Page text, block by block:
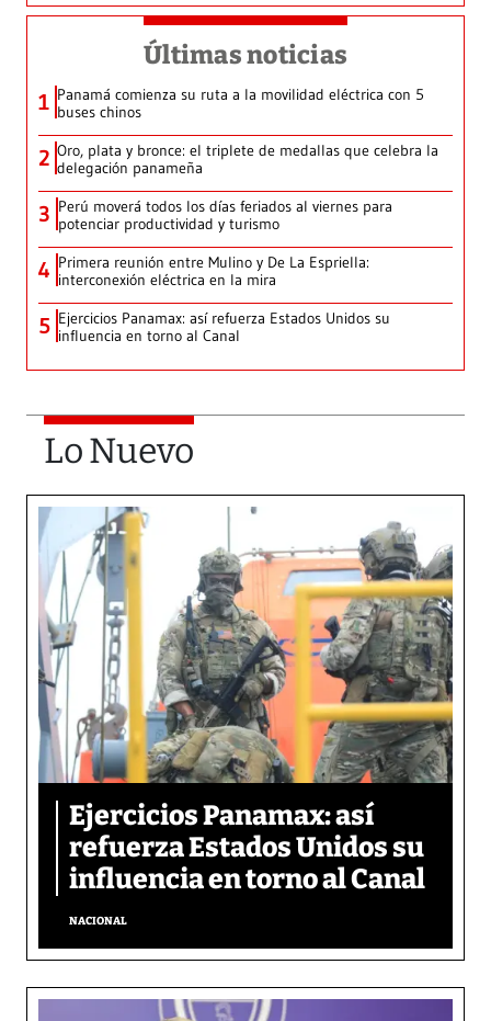
Últimas noticias
1 Panamá comienza su ruta a la movilidad eléctrica con 5
buses chinos
2 Oro, plata y bronce: el triplete de medallas que celebra la
delegación panameña
3 Perú moverá todos los días feriados al viernes para
potenciar productividad y turismo
4 Primera reunión entre Mulino y De La Espriella:
interconexión eléctrica en la mira
5 Ejercicios Panamax: así refuerza Estados Unidos su
influencia en torno al Canal
Lo Nuevo
Ejercicios Panamax: así
refuerza Estados Unidos su
influencia en torno al Canal
NACIONAL